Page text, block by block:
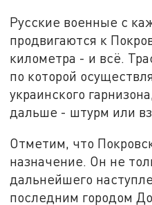
Русские военные с
продвигаются к
километра - и всё.
по которой
украинского
дальше - штурм или
Отметим, что
назначение. Он не
дальнейшего
последним городом